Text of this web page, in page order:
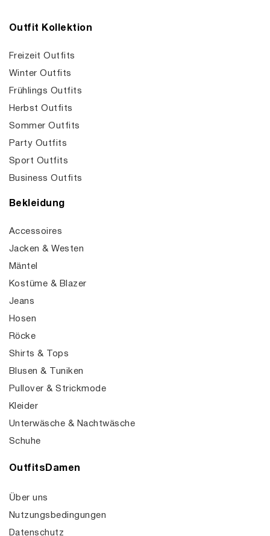
Outfit Kollektion
Freizeit Outfits
Winter Outfits
Frühlings Outfits
Herbst Outfits
Sommer Outfits
Party Outfits
Sport Outfits
Business Outfits
Bekleidung
Accessoires
Jacken & Westen
Mäntel
Kostüme & Blazer
Jeans
Hosen
Röcke
Shirts & Tops
Blusen & Tuniken
Pullover & Strickmode
Kleider
Unterwäsche & Nachtwäsche
Schuhe
OutfitsDamen
Über uns
Nutzungsbedingungen
Datenschutz